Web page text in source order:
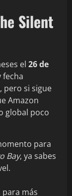
Silent
el 26 de
fecha
pero si sigue
Amazon
global poco
para
Bay, ya sabes
para más